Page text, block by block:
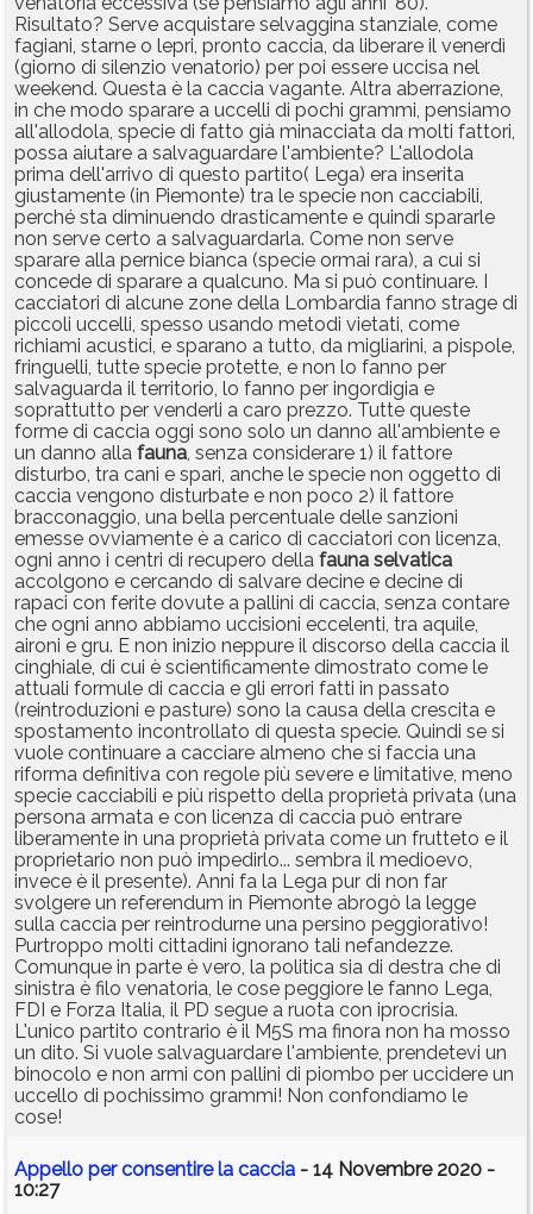
Risultato? Serve acquistare selvaggina stanziale, come
fagiani, starne o lepri, pronto caccia, da liberare il venerdì
(giorno di silenzio venatorio) per poi essere uccisa nel
weekend. Questa è la caccia vagante. Altra aberrazione,
in che modo sparare a uccelli di pochi grammi, pensiamo
all'allodola, specie di fatto già minacciata da molti fattori,
possa aiutare a salvaguardare l'ambiente? L'allodola
prima dell'arrivo di questo partito( Lega) era inserita
giustamente (in Piemonte) tra le specie non cacciabili,
perché sta diminuendo drasticamente e quindi spararle
non serve certo a salvaguardarla. Come non serve
sparare alla pernice bianca (specie ormai rara), a cui si
concede di sparare a qualcuno. Ma si può continuare. I
cacciatori di alcune zone della Lombardia fanno strage di
piccoli uccelli, spesso usando metodi vietati, come
richiami acustici, e sparano a tutto, da migliarini, a pispole,
fringuelli, tutte specie protette, e non lo fanno per
salvaguarda il territorio, lo fanno per ingordigia e
soprattutto per venderli a caro prezzo. Tutte queste
forme di caccia oggi sono solo un danno all'ambiente e
un danno alla fauna, senza considerare 1) il fattore
disturbo, tra cani e spari, anche le specie non oggetto di
caccia vengono disturbate e non poco 2) il fattore
bracconaggio, una bella percentuale delle sanzioni
emesse ovviamente è a carico di cacciatori con licenza,
ogni anno i centri di recupero della fauna selvatica
accolgono e cercando di salvare decine e decine di
rapaci con ferite dovute a pallini di caccia, senza contare
che ogni anno abbiamo uccisioni eccelenti, tra aquile,
aironi e gru. E non inizio neppure il discorso della caccia il
cinghiale, di cui è scientificamente dimostrato come le
attuali formule di caccia e gli errori fatti in passato
(reintroduzioni e pasture) sono la causa della crescita e
spostamento incontrollato di questa specie. Quindi se si
vuole continuare a cacciare almeno che si faccia una
riforma definitiva con regole più severe e limitative, meno
specie cacciabili e più rispetto della proprietà privata (una
persona armata e con licenza di caccia può entrare
liberamente in una proprietà privata come un frutteto e il
proprietario non può impedirlo... sembra il medioevo,
invece è il presente). Anni fa la Lega pur di non far
svolgere un referendum in Piemonte abrogò la legge
sulla caccia per reintrodurne una persino peggiorativo!
Purtroppo molti cittadini ignorano tali nefandezze.
Comunque in parte è vero, la politica sia di destra che di
sinistra è filo venatoria, le cose peggiore le fanno Lega,
FDI e Forza Italia, il PD segue a ruota con iprocrisia.
L'unico partito contrario è il M5S ma finora non ha mosso
un dito. Si vuole salvaguardare l'ambiente, prendetevi un
binocolo e non armi con pallini di piombo per uccidere un
uccello di pochissimo grammi! Non confondiamo le
cose!
Appello per consentire la caccia - 14 Novembre 2020 -
10:27